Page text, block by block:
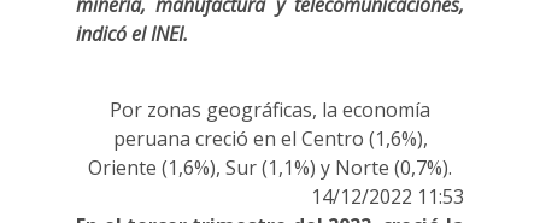
indicó el INEI.
Por zonas geográficas, la economía
peruana creció en el Centro (1,6%),
Oriente (1,6%), Sur (1,1%) y Norte (0,7%).
14/12/2022 11:53